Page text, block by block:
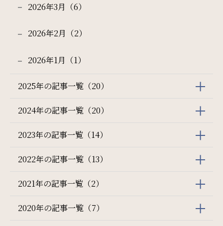
2026年3月（6）
2026年2月（2）
2026年1月（1）
2025年の記事一覧（20）
2024年の記事一覧（20）
2023年の記事一覧（14）
2022年の記事一覧（13）
2021年の記事一覧（2）
2020年の記事一覧（7）